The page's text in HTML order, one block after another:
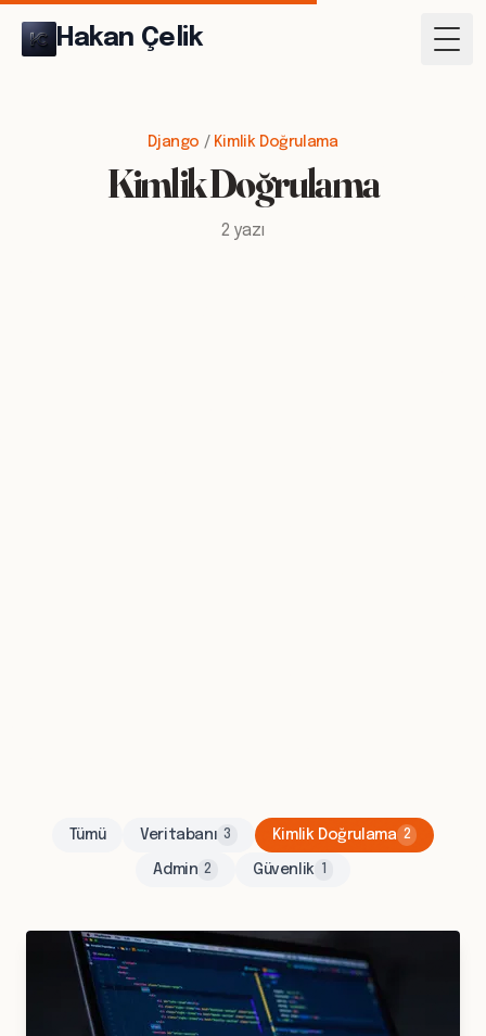
Hakan Çelik
Django / Kimlik Doğrulama
Kimlik Doğrulama
2 yazı
Tümü Veritabanı 3 Kimlik Doğrulama 2
Admin 2 Güvenlik